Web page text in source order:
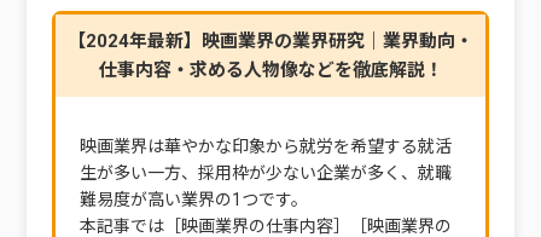
【2024年最新】映画業界の業界研究｜業界動向・
仕事内容・求める人物像などを徹底解説！
映画業界は華やかな印象から就労を希望する就活
生が多い一方、採用枠が少ない企業が多く、就職
難易度が高い業界の1つです。
本記事では［映画業界の仕事内容］［映画業界の